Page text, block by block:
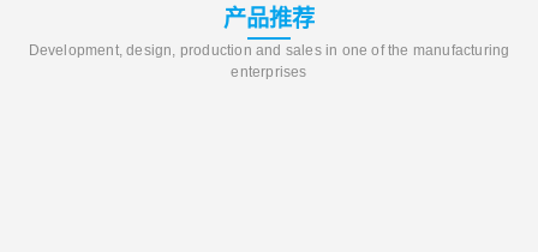
产品推荐
Development, design, production and sales in one of the manufacturing
enterprises